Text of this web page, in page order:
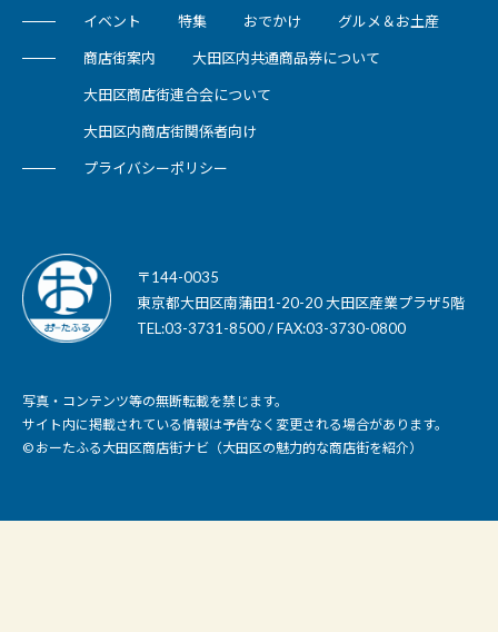
イベント 特集 おでかけ グルメ＆お土産
商店街案内 大田区内共通商品券について
大田区商店街連合会について
大田区内商店街関係者向け
プライバシーポリシー
〒144-0035
東京都大田区南蒲田1-20-20 大田区産業プラザ5階
TEL:03-3731-8500 / FAX:03-3730-0800
写真・コンテンツ等の無断転載を禁じます。
サイト内に掲載されている情報は予告なく変更される場合があります。
© おーたふる大田区商店街ナビ（大田区の魅力的な商店街を紹介）